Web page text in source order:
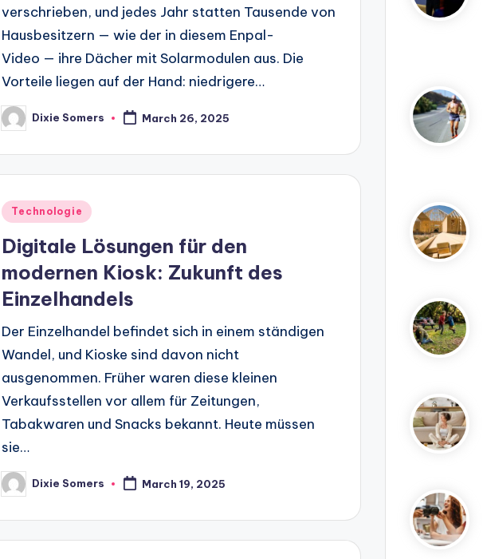
verschrieben, und jedes Jahr statten Tausende von
Hausbesitzern — wie der in diesem Enpal-
Video — ihre Dächer mit Solarmodulen aus. Die
Vorteile liegen auf der Hand: niedrigere…
Posted
by
Dixie Somers March 26, 2025
Posted
Technologie
Digitale Lösungen für den
modernen Kiosk: Zukunft des
Einzelhandels
Der Einzelhandel befindet sich in einem ständigen
Wandel, und Kioske sind davon nicht
ausgenommen. Früher waren diese kleinen
Verkaufsstellen vor allem für Zeitungen,
Tabakwaren und Snacks bekannt. Heute müssen
sie…
Posted
by
Dixie Somers March 19, 2025